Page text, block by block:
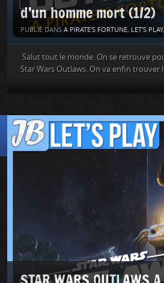
d’un homme mort (1/2)
PUBLIÉ DANS A PIRATE'S FORTUNE, LET'S PLAY,
Salut tout le monde. On se retrouve
Star Wars Outlaws. On va enfin trouver